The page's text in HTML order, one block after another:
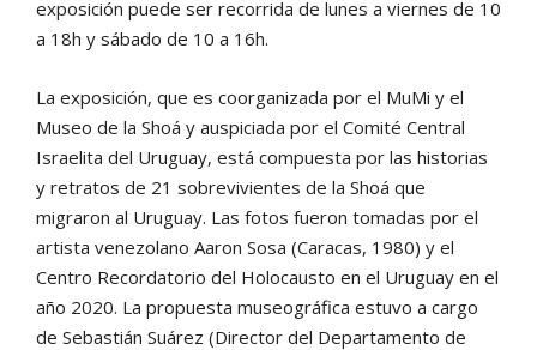
exposición puede ser recorrida de lunes a viernes de 10
a 18h y sábado de 10 a 16h.
La exposición, que es coorganizada por el MuMi y el
Museo de la Shoá y auspiciada por el Comité Central
Israelita del Uruguay, está compuesta por las historias
y retratos de 21 sobrevivientes de la Shoá que
migraron al Uruguay. Las fotos fueron tomadas por el
artista venezolano Aaron Sosa (Caracas, 1980) y el
Centro Recordatorio del Holocausto en el Uruguay en el
año 2020. La propuesta museográfica estuvo a cargo
de Sebastián Suárez (Director del Departamento de